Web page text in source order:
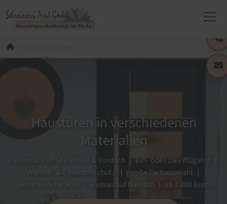
Haustüren in verschiedenen
Materialien
Optional mit Seitenteil & Vordach ❘ ein- oder zweiflügelig ❘
Wärme- & Einbruchschutz ❘ große Farbauswahl ❘
verschiedene Stile ❘ Einbau auf Wunsch ❘ ab 3.000 Euro